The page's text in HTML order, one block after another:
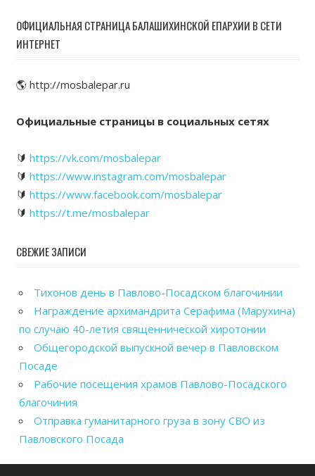
ОФИЦИАЛЬНАЯ СТРАНИЦА БАЛАШИХИНСКОЙ ЕПАРХИИ В СЕТИ
ИНТЕРНЕТ
🌎 http://mosbalepar.ru
Официальные страницы в социальных сетях
🔰 https://vk.com/mosbalepar
🔰 https://www.instagram.com/mosbalepar
🔰 https://www.facebook.com/mosbalepar
🔰 https://t.me/mosbalepar
СВЕЖИЕ ЗАПИСИ
Тихонов день в Павлово-Посадском благочинии
Награждение архимандрита Серафима (Марухина)
по случаю 40-летия священнической хиротонии
Общегородской выпускной вечер в Павловском
Посаде
Рабочие посещения храмов Павлово-Посадского
благочиния
Отправка гуманитарного груза в зону СВО из
Павловского Посада